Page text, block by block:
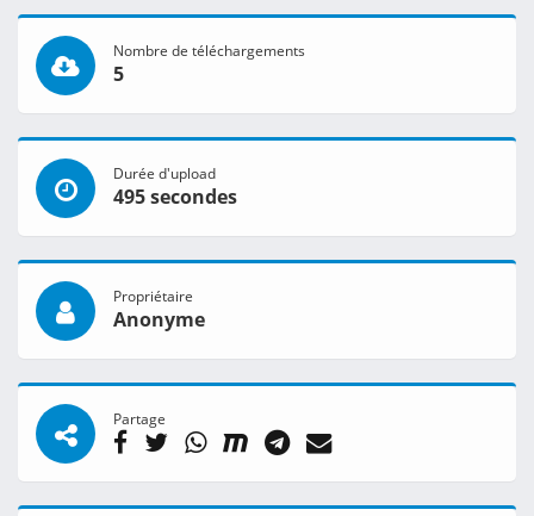
Nombre de téléchargements
5
Durée d'upload
495 secondes
Propriétaire
Anonyme
Partage